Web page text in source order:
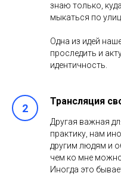
знаю только,
мыкаться по
Одна из идей
проследить и
идентичность.
Трансляция
Другая важная
практику, нам
другим людям и
чем ко мне
Иногда это